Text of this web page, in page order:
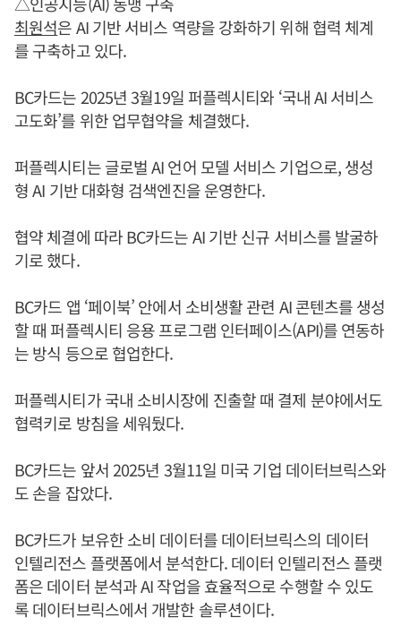
최원석은 AI 기반 서비스 역량을 강화하기 위해 협력 체계
를 구축하고 있다.
BC카드는 2025년 3월19일 퍼플렉시티와 ‘국내 AI 서비스
고도화’를 위한 업무협약을 체결했다.
퍼플렉시티는 글로벌 AI 언어 모델 서비스 기업으로, 생성
형 AI 기반 대화형 검색엔진을 운영한다.
협약 체결에 따라 BC카드는 AI 기반 신규 서비스를 발굴하
기로 했다.
BC카드 앱 ‘페이북’ 안에서 소비생활 관련 AI 콘텐츠를 생성
할 때 퍼플렉시티 응용 프로그램 인터페이스(API)를 연동하
는 방식 등으로 협업한다.
퍼플렉시티가 국내 소비시장에 진출할 때 결제 분야에서도
협력키로 방침을 세워뒀다.
BC카드는 앞서 2025년 3월11일 미국 기업 데이터브릭스와
도 손을 잡았다.
BC카드가 보유한 소비 데이터를 데이터브릭스의 데이터
인텔리전스 플랫폼에서 분석한다. 데이터 인텔리전스 플랫
폼은 데이터 분석과 AI 작업을 효율적으로 수행할 수 있도
록 데이터브릭스에서 개발한 솔루션이다.